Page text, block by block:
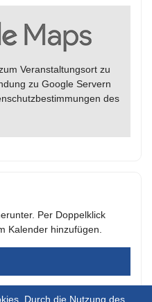
Veranstaltungsort zu
zu Google Servern
des
Per Doppelklick
Kalender hinzufügen.
Durch die Nutzung des